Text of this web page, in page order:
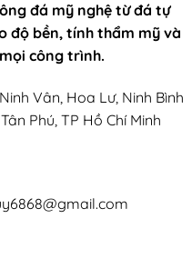
đá mỹ nghệ từ đá tự
độ bền, tính thẩm mỹ và
công trình.
Vân, Hoa Lư, Ninh Bình
Phú, TP Hồ Chí Minh